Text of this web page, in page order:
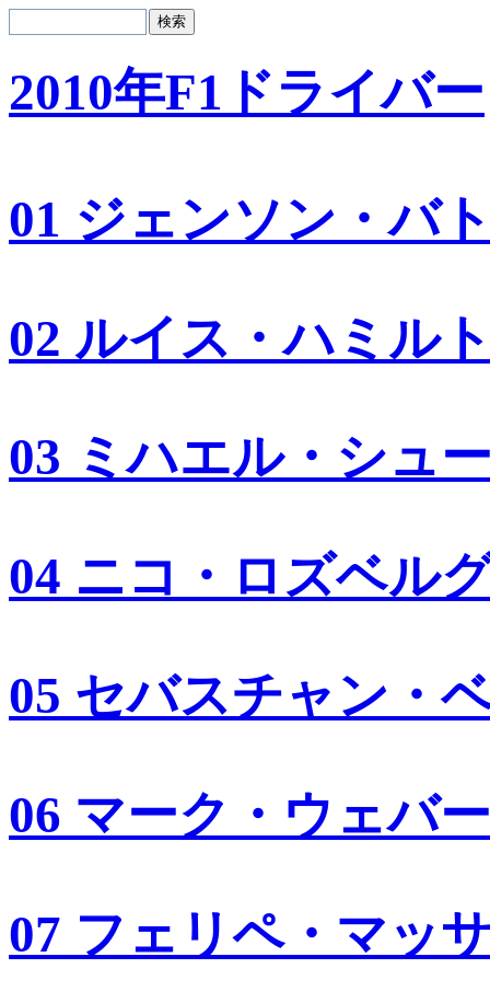
2010年F1ドライバー
01 ジェンソン・バ
02 ルイス・ハミル
03 ミハエル・シュ
04 ニコ・ロズベル
05 セバスチャン・
06 マーク・ウェバー
07 フェリペ・マッ